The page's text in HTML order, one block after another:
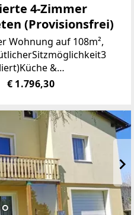
4-Zimmer
(Provisionsfrei)
Wohnung auf 108m²,
&
und
(neu)WC (neu)2
€ 1.796,30